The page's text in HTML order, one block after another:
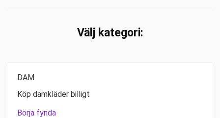
Välj kategori:
DAM
Köp damkläder billigt
Börja fynda